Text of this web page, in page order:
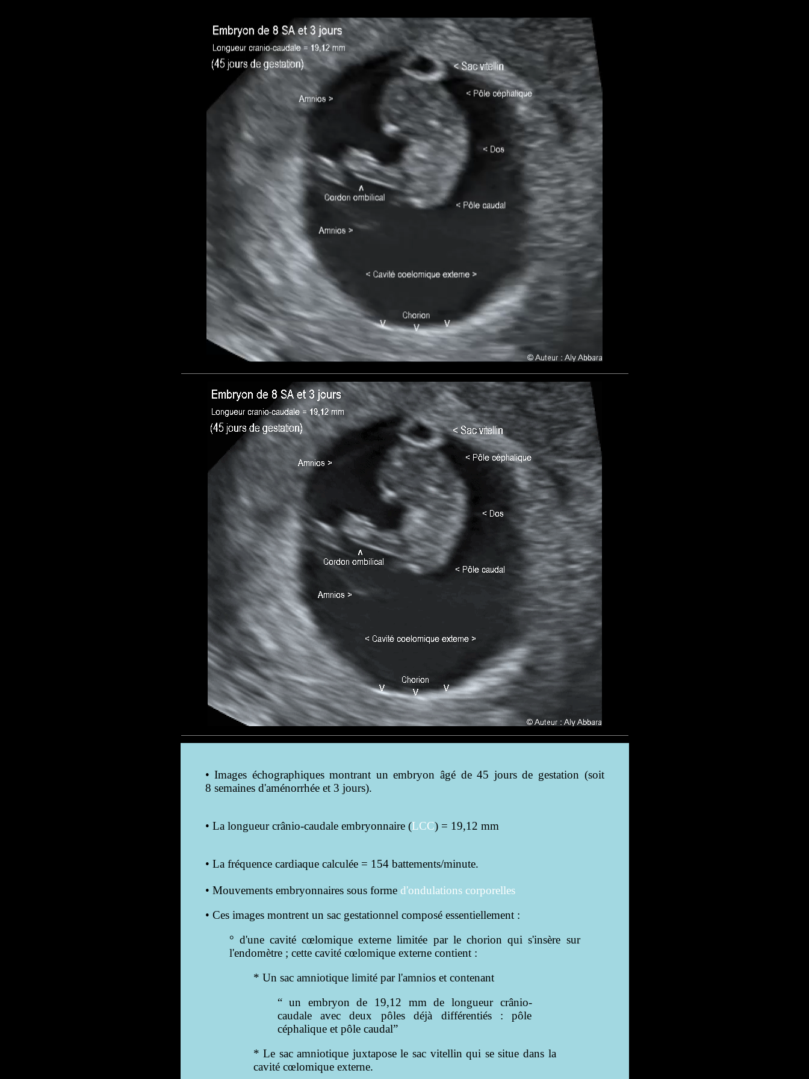
• Images échographiques montrant un embryon âgé de 45 jours de gestation (soit
8 semaines d'aménorrhée et 3 jours).
• La longueur crânio-caudale embryonnaire (LCC) = 19,12 mm
• La fréquence cardiaque calculée = 154 battements/minute.
• Mouvements embryonnaires sous forme d'ondulations corporelles
• Ces images montrent un sac gestationnel composé essentiellement :
° d'une cavité cœlomique externe limitée par le chorion qui s'insère sur
l'endomètre ; cette cavité cœlomique externe contient :
* Un sac amniotique limité par l'amnios et contenant
“ un embryon de 19,12 mm de longueur crânio-
caudale avec deux pôles déjà différentiés : pôle
céphalique et pôle caudal”
* Le sac amniotique juxtapose le sac vitellin qui se situe dans la
cavité cœlomique externe.